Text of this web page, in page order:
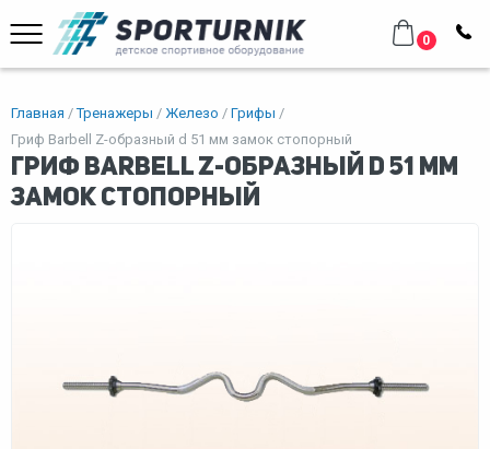
0
Главная Тренажеры Железо
Грифы
Гриф Barbell Z-образный d 51 мм замок стопорный
Гриф Barbell Z-образный d 51 мм
замок стопорный